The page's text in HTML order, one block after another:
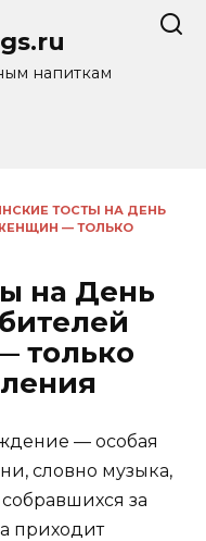
напиткам
ТОСТЫ НА ДЕНЬ
— ТОЛЬКО
на День
только
— особая
словно музыка,
за
приходит